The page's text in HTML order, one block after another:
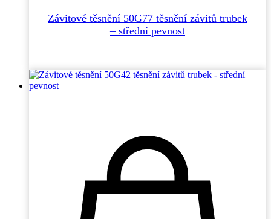
Závitové těsnění 50G77 těsnění závitů trubek
– střední pevnost